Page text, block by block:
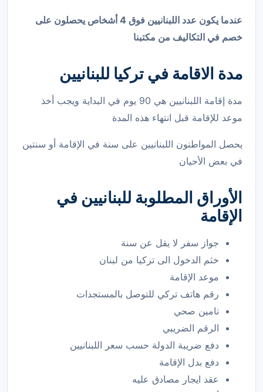
عندما يكون عدد اللبنانيين فوق 4 أشخاص يحصلون على
خصم في التكاليف من مكتبنا
مدة الاقامة في تركيا للبنانيين
مدة إقامة اللبنانيين هي 90 يوم في البداية ويجب أخذ
موعد للإقامة قبل انتهاء هذه المدة
يحصل المواطنون اللبنانيين على سنة في الإقامة أو سنتين
في بعض الأحيان
الأوراق المطلوبة للبنانيين في
الإقامة
جواز سفر لا يقل عن سنة
خثم الدخول الى تركيا من لبنان
موعد الإقامة
رقم هاتف تركي للتوصل بالمستجدات
تامين صحي
الرقم الضريبي
دفع ضريبة الدولة حسب سعر اللبنانيين
دفع بدل الإقامة
عقد ايجار مصادق عليه